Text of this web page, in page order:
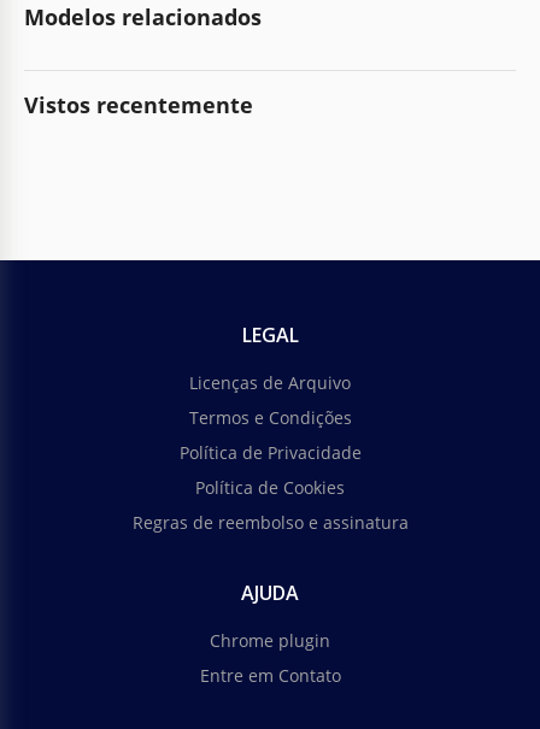
Modelos relacionados
Vistos recentemente
LEGAL
Licenças de Arquivo
Termos e Condições
Política de Privacidade
Política de Cookies
Regras de reembolso e assinatura
AJUDA
Chrome plugin
Entre em Contato